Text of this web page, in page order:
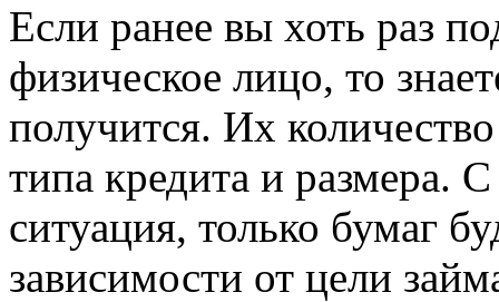
Если ранее вы хоть раз
физическое лицо, то
получится. Их
типа кредита и размера.
ситуация, только бумаг
зависимости от цели